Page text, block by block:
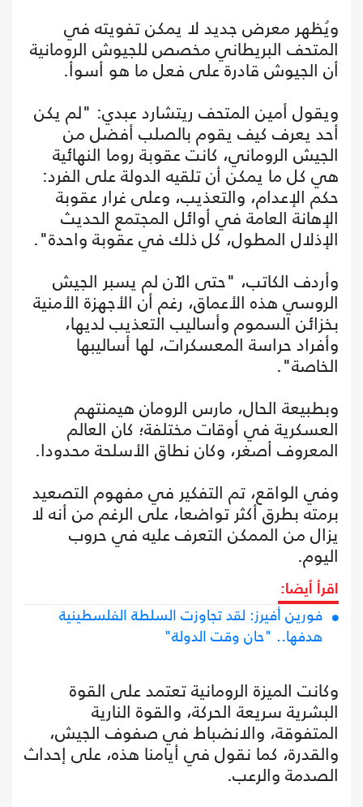
ويُظهر معرض جديد لا يمكن تفويته في
المتحف البريطاني مخصص للجيوش الرومانية
أن الجيوش قادرة على فعل ما هو أسوأ.
ويقول أمين المتحف ريتشارد عبدي: "لم يكن
أحد يعرف كيف يقوم بالصلب أفضل من
الجيش الروماني، كانت عقوبة روما النهائية
هي كل ما يمكن أن تلقيه الدولة على الفرد:
حكم الإعدام، والتعذيب، وعلى غرار عقوبة
الإهانة العامة في أوائل المجتمع الحديث
الإذلال المطول، كل ذلك في عقوبة واحدة".
وأردف الكاتب، "حتى الآن لم يسبر الجيش
الروسي هذه الأعماق، رغم أن الأجهزة الأمنية
بخزائن السموم وأساليب التعذيب لديها،
وأفراد حراسة المعسكرات، لها أساليبها
الخاصة".
وبطبيعة الحال، مارس الرومان هيمنتهم
العسكرية في أوقات مختلفة؛ كان العالم
المعروف أصغر، وكان نطاق الأسلحة محدودا.
وفي الواقع، تم التفكير في مفهوم التصعيد
برمته بطرق أكثر تواضعا، على الرغم من أنه لا
يزال من الممكن التعرف عليه في حروب
اليوم.
اقرأ أيضا:
فورين أفيرز: لقد تجاوزت السلطة الفلسطينية
هدفها.. "حان وقت الدولة"
وكانت الميزة الرومانية تعتمد على القوة
البشرية سريعة الحركة، والقوة النارية
المتفوقة، والانضباط في صفوف الجيش،
والقدرة، كما نقول في أيامنا هذه، على إحداث
الصدمة والرعب.